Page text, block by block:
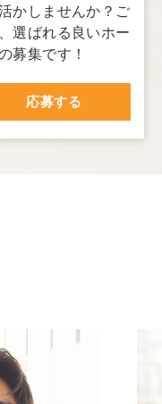
かしませんか？ご
選ばれる良いホー
募集です！
応募する